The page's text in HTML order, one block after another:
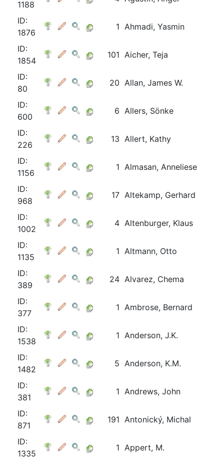
1188
ID:
1876
1 Ahmadi, Yasmin
ID:
1854
101 Aicher, Teja
ID:
80
20 Allan, James W.
ID:
600
6 Allers, Sönke
ID:
226
13 Allert, Kathy
ID:
1156
1 Almasan, Anneliese
ID:
968
17 Altekamp, Gerhard
ID:
1002
4 Altenburger, Klaus
ID:
1135
1 Altmann, Otto
ID:
389
24 Alvarez, Chema
ID:
377
1 Ambrose, Bernard
ID:
1538
1 Anderson, J.K.
ID:
1482
5 Anderson, K.M.
ID:
381
1 Andrews, John
ID:
871
191 Antonický, Michal
ID:
1335
1 Appert, M.